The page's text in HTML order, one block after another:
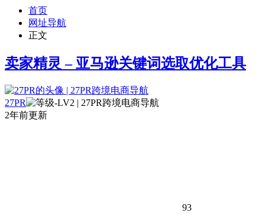
首页
网址导航
正文
卖家精灵 – 亚马逊关键词选取优化工具
27PR
2年前更新
93